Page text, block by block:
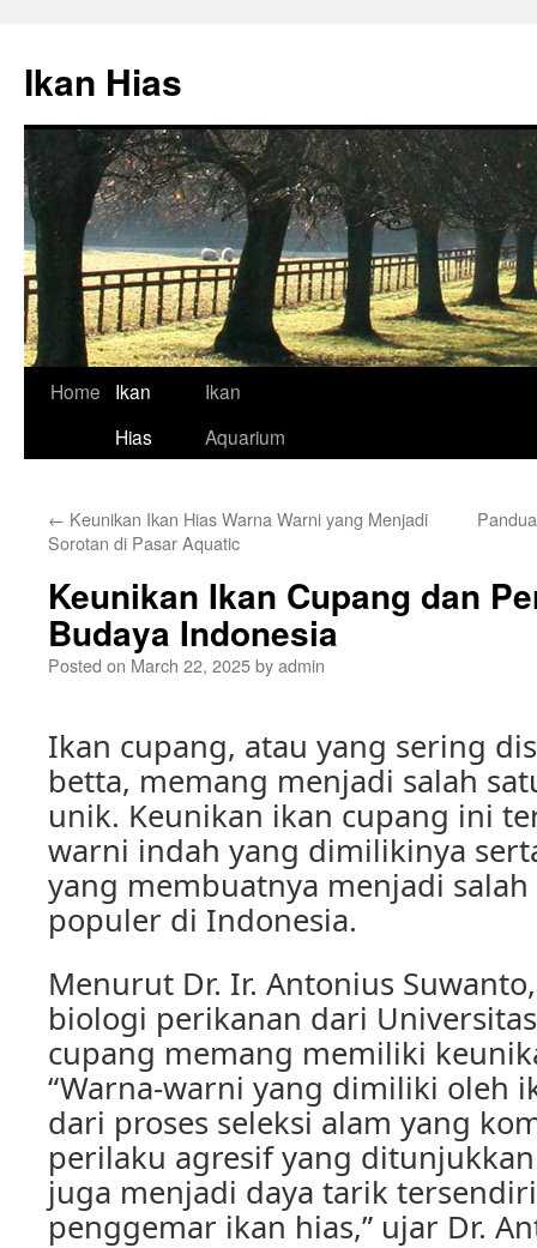
content
Ikan Hias
Home
Ikan
Hias
Ikan
Aquarium
← Keunikan Ikan Hias Warna Warni yang Menjadi
Sorotan di Pasar Aquatic
Keunikan Ikan Cupang dan
Budaya Indonesia
Posted on March 22, 2025byadmin
Ikan cupang, atau yang sering
betta, memang menjadi salah
unik. Keunikan ikan cupang ini
warni indah yang dimilikinya
yang membuatnya menjadi
populer di Indonesia.
Menurut Dr. Ir. Antonius
biologi perikanan dari
cupang memang memiliki
“Warna-warni yang dimiliki oleh
dari proses seleksi alam yang
perilaku agresif yang
juga menjadi daya tarik
penggemar ikan hias,” ujar Dr.